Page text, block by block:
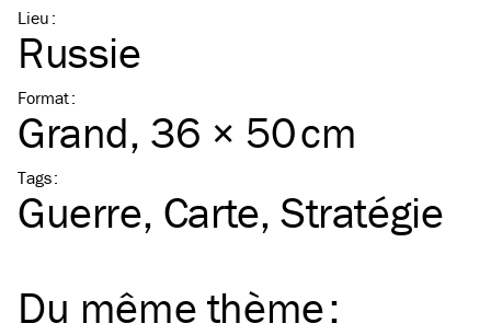
Lieu :
Russie
Format:
Grand, 36 × 50 cm
Tags:
Guerre Carte Stratégie
Du même thème: